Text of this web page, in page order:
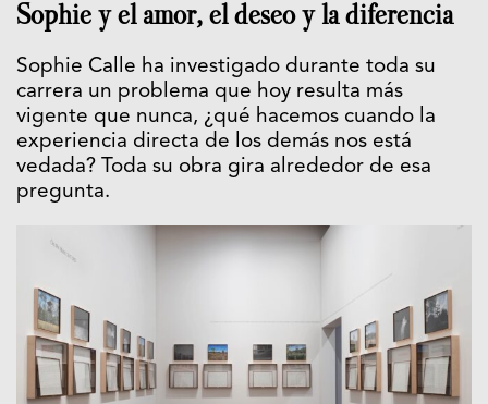
Sophie y el amor, el deseo y la diferencia
Sophie Calle ha investigado durante toda su
carrera un problema que hoy resulta más
vigente que nunca, ¿qué hacemos cuando la
experiencia directa de los demás nos está
vedada? Toda su obra gira alrededor de esa
pregunta.